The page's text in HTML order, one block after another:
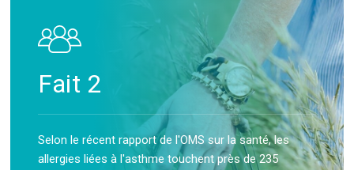
Fait 2
Selon le récent rapport de l'OMS sur la santé, les
allergies liées à l'asthme touchent près de 235